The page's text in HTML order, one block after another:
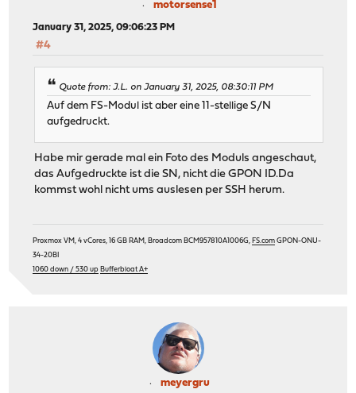
motorsense1
January 31, 2025, 09:06:23 PM
#4
Quote from: J.L. on January 31, 2025, 08:30:11 PM
Auf dem FS-Modul ist aber eine 11-stellige S/N
aufgedruckt.
Habe mir gerade mal ein Foto des Moduls angeschaut,
das Aufgedruckte ist die SN, nicht die GPON ID.Da
kommst wohl nicht ums auslesen per SSH herum.
Proxmox VM, 4 vCores, 16 GB RAM, Broadcom BCM957810A1006G, FS.com GPON-ONU-
34-20BI
1060 down / 530 up Bufferbloat A+
meyergru